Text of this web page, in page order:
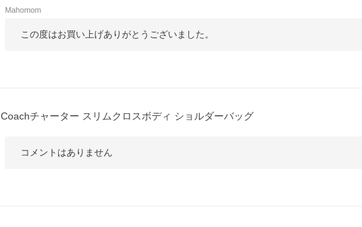
Mahomom
この度はお買い上げありがとうございました。
Coachチャーター スリムクロスボディ ショルダーバッグ
コメントはありません